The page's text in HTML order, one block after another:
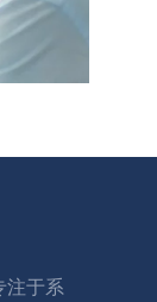
注于系